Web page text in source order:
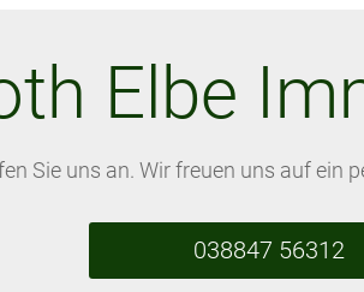
Elbe
Sie uns an. Wir freuen uns auf ein
038847 56312